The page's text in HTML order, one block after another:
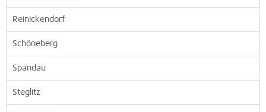
Reinickendorf
Schöneberg
Spandau
Steglitz